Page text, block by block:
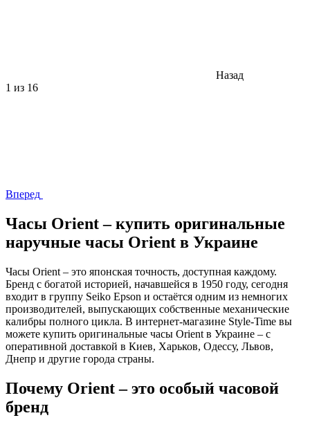
Назад
1 из 16
Вперед
Часы Orient – купить оригинальные
наручные часы Orient в Украине
Часы Orient – это японская точность, доступная каждому.
Бренд с богатой историей, начавшейся в 1950 году, сегодня
входит в группу Seiko Epson и остаётся одним из немногих
производителей, выпускающих собственные механические
калибры полного цикла. В интернет-магазине Style-Time вы
можете купить оригинальные часы Orient в Украине – с
оперативной доставкой в Киев, Харьков, Одессу, Львов,
Днепр и другие города страны.
Почему Orient – это особый часовой
бренд